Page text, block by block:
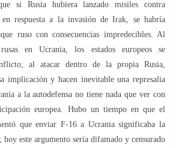
si Rusia hubiera lanzado misiles contra
respuesta a la invasión de Irak, se habría
ruso con consecuencias impredecibles. Al
en Ucrania, los estados europeos se
al atacar dentro de la propia Rusia,
implicación y hacen inevitable una represalia
a la autodefensa no tiene nada que ver con
europea. Hubo un tiempo en que el
que enviar F-16 a Ucrania significaba la
este argumento sería difamado y censurado